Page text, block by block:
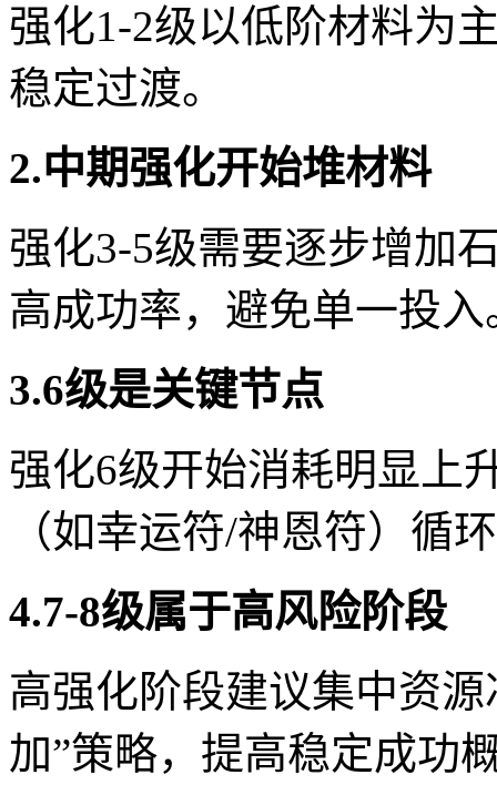
强化1-2级以低阶材料为
稳定过渡。
2.中期强化开始堆材料
强化3-5级需要逐步增加
高成功率，避免单一投入
3.6级是关键节点
强化6级开始消耗明显上
（如幸运符/神恩符）循
4.7-8级属于高风险阶段
高强化阶段建议集中资
加”策略，提高稳定成功